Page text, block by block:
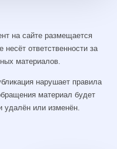
на сайте размещается
ответственности за
материалов.
нарушает правила
материал будет
удалён или изменён.